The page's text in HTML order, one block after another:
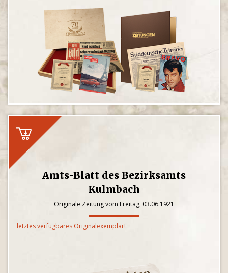
Amts-Blatt des Bezirksamts
Kulmbach
Originale Zeitung vom Freitag, 03.06.1921
letztes verfügbares Originalexemplar!